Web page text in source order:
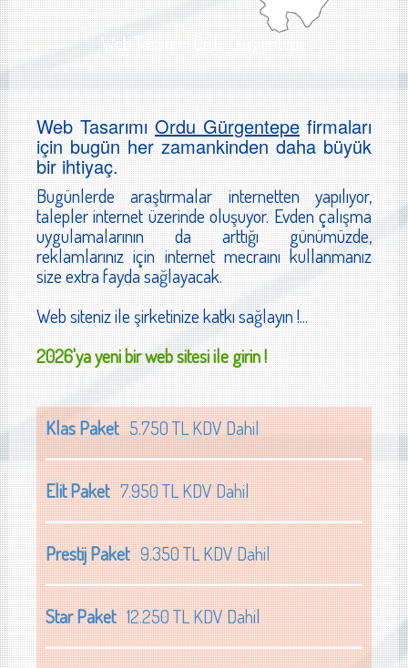
Web Tasarımı Ordu Gürgentepe
Web TasarımıOrdu Gürgentepefirmaları
için bugün her zamankinden daha büyük
bir ihtiyaç.
Bugünlerde araştırmalar internetten yapılıyor,
talepler internet üzerinde oluşuyor. Evden çalışma
uygulamalarının da arttığı günümüzde,
reklamlarınız için internet mecraını kullanmanız
size extra fayda sağlayacak.
Web siteniz ile şirketinize katkı sağlayın !...
2026'ya yeni bir web sitesi ile girin !
Klas Paket5.750 TL KDV Dahil
Elit Paket7.950 TL KDV Dahil
Prestij Paket9.350 TL KDV Dahil
Star Paket12.250 TL KDV Dahil